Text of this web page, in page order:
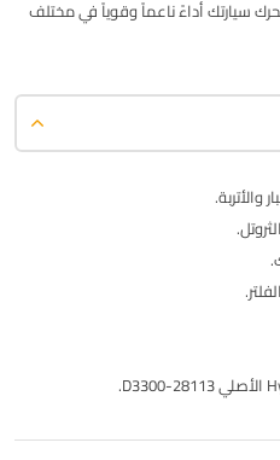
سيارتك أداءً ناعماً وقوياً في مختلف
والأتربة.